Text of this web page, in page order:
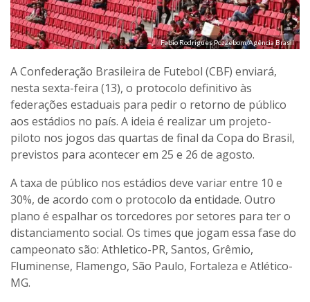
Fabio Rodrigues Pozzebom/Agência Brasil
A Confederação Brasileira de Futebol (CBF) enviará,
nesta sexta-feira (13), o protocolo definitivo às
federações estaduais para pedir o retorno de público
aos estádios no país. A ideia é realizar um projeto-
piloto nos jogos das quartas de final da Copa do Brasil,
previstos para acontecer em 25 e 26 de agosto.
A taxa de público nos estádios deve variar entre 10 e
30%, de acordo com o protocolo da entidade. Outro
plano é espalhar os torcedores por setores para ter o
distanciamento social. Os times que jogam essa fase do
campeonato são: Athletico-PR, Santos, Grêmio,
Fluminense, Flamengo, São Paulo, Fortaleza e Atlético-
MG.